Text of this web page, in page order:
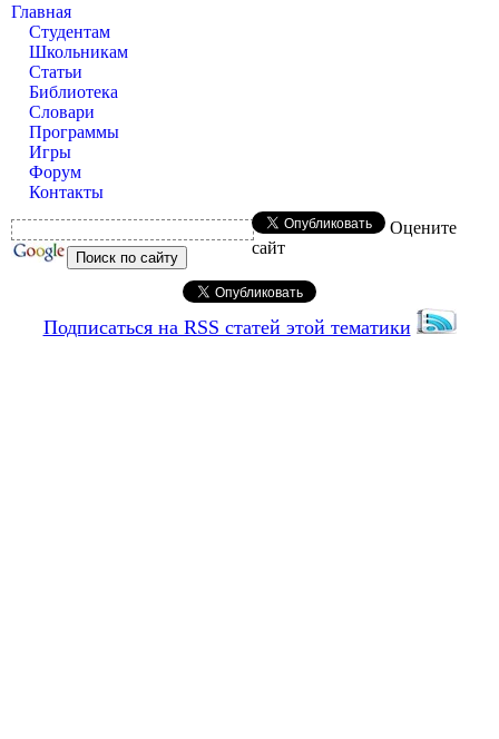
Главная
Студентам
Школьникам
Статьи
Библиотека
Словари
Программы
Игры
Форум
Контакты
Оцените
сайт
Подписаться на RSS статей этой тематики